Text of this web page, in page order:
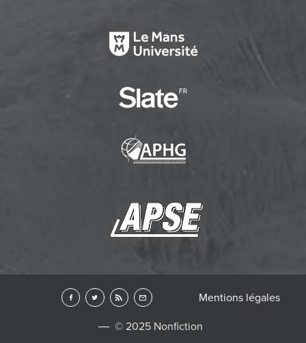
© 2025 Nonfiction
Mentions légales